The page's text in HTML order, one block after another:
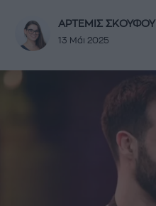
ΑΡΤΕΜΙΣ ΣΚΟΥΦΟΥ
13 Μάι 2025